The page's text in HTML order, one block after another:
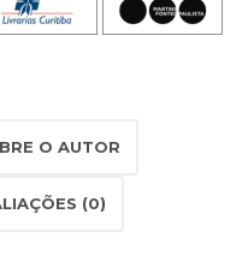
O AUTOR
(0)